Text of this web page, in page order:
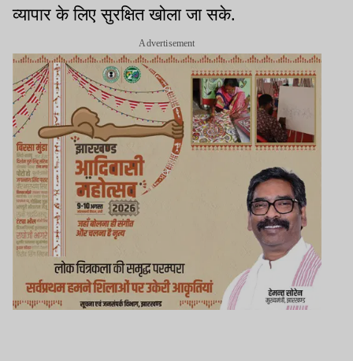
व्यापार के लिए सुरक्षित खोला जा सके.
Advertisement